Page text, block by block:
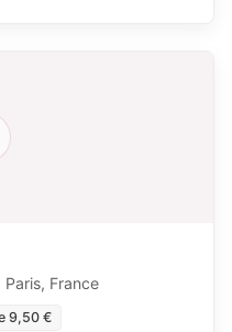
France
9,50 €